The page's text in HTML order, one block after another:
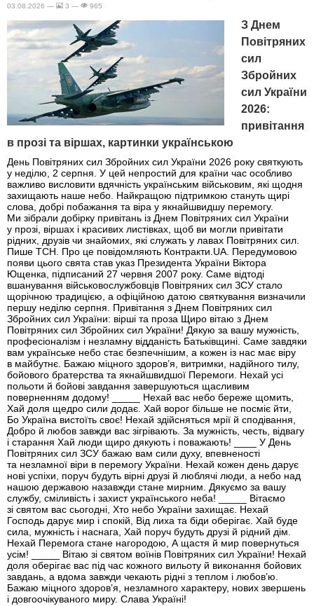
03.08.2026 — 3 — 965
З Днем
Повітряних
сил
Збройних
сил України
2026:
привітання
в прозі та віршах, картинки українською
День Повітряних сил Збройних сил України 2026 року святкують
у неділю, 2 серпня. У цей непростий для країни час особливо
важливо висловити вдячність українським військовим, які щодня
захищають наше небо. Найкращою підтримкою стануть щирі
слова, добрі побажання та віра у якнайшвидшу перемогу.
Ми зібрали добірку привітань із Днем Повітряних сил України
у прозі, віршах і красивих листівках, щоб ви могли привітати
рідних, друзів чи знайомих, які служать у лавах Повітряних сил.
Пише ТСН. Про це повідомляють Контракти.UA. Передумовою
появи цього свята став указ Президента України Віктора
Ющенка, підписаний 27 червня 2007 року. Саме відтоді
вшанування військовослужбовців Повітряних сил ЗСУ стало
щорічною традицією, а офіційною датою святкування визначили
першу неділю серпня. Привітання з Днем Повітряних сил
Збройних сил України: вірші та проза Щиро вітаю з Днем
Повітряних сил Збройних сил України! Дякую за вашу мужність,
професіоналізм і незламну відданість Батьківщині. Саме завдяки
вам українське небо стає безпечнішим, а кожен із нас має віру
в майбутнє. Бажаю міцного здоров’я, витримки, надійного тилу,
бойового братерства та якнайшвидшої Перемоги. Нехай усі
польоти й бойові завдання завершуються щасливим
поверненням додому! _____ Нехай вас небо береже щомить,
Хай доля щедро сили додає. Хай ворог більше не посміє йти,
Бо Україна вистоїть своє! Нехай здійсняться мрії й сподівання,
Добро й любов завжди вас зігрівають. За мужність, честь, відвагу
і старання Хай люди щиро дякують і поважають! ____ У День
Повітряних сил ЗСУ бажаю вам сили духу, впевненості
та незламної віри в перемогу України. Нехай кожен день дарує
нові успіхи, поруч будуть вірні друзі й люблячі люди, а небо над
нашою державою назавжди стане мирним. Дякуємо за вашу
службу, сміливість і захист українського неба! _____ Вітаємо
зі святом вас сьогодні, Хто небо України захищає. Нехай
Господь дарує мир і спокій, Від лиха та біди оберігає. Хай буде
сила, мужність і наснага, Хай поруч будуть друзі й рідний дім.
Нехай Перемога стане нагородою, А щастя й мир повернуться
усім! _____ Вітаю зі святом воїнів Повітряних сил України! Нехай
доля оберігає вас під час кожного вильоту й виконання бойових
завдань, а вдома завжди чекають рідні з теплом і любов’ю.
Бажаю міцного здоров’я, незламного характеру, нових звершень
і довгоочікуваного миру. Слава Україні!